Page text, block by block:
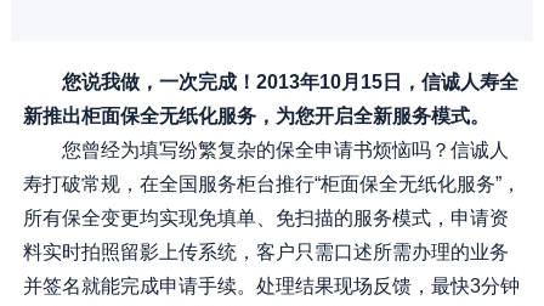
您说我做，一次完成！2013年10月15日，信诚人寿全
新推出柜面保全无纸化服务，为您开启全新服务模式。
您曾经为填写纷繁复杂的保全申请书烦恼吗？信诚人
寿打破常规，在全国服务柜台推行“柜面保全无纸化服务”，
所有保全变更均实现免填单、免扫描的服务模式，申请资
料实时拍照留影上传系统，客户只需口述所需办理的业务
并签名就能完成申请手续。处理结果现场反馈，最快3分钟